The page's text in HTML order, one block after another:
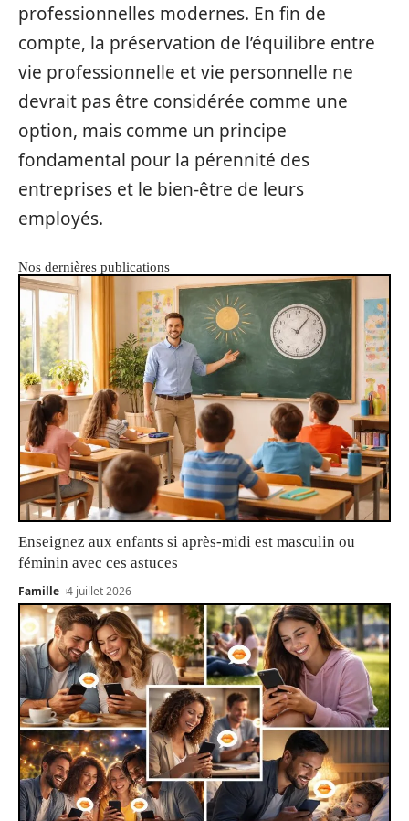
professionnelles modernes. En fin de
compte, la préservation de l’équilibre entre
vie professionnelle et vie personnelle ne
devrait pas être considérée comme une
option, mais comme un principe
fondamental pour la pérennité des
entreprises et le bien-être de leurs
employés.
Nos dernières publications
Enseignez aux enfants si après-midi est masculin ou
féminin avec ces astuces
Famille 4 juillet 2026